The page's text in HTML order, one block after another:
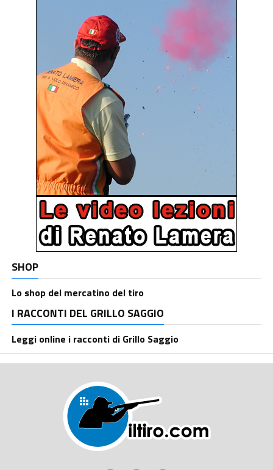
SHOP
Lo shop del mercatino del tiro
I RACCONTI DEL GRILLO SAGGIO
Leggi online i racconti di Grillo Saggio